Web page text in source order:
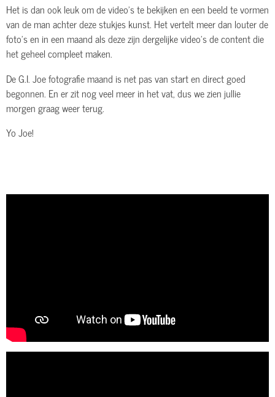
Het is dan ook leuk om de video's te bekijken en een beeld te vormen
van de man achter deze stukjes kunst. Het vertelt meer dan louter de
foto's en in een maand als deze zijn dergelijke video's de content die
het geheel compleet maken.
De G.I. Joe fotografie maand is net pas van start en direct goed
begonnen. En er zit nog veel meer in het vat, dus we zien jullie
morgen graag weer terug.
Yo Joe!